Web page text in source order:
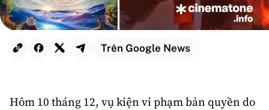
Trên Google News
Hôm 10 tháng 12, vụ kiện vi phạm bản quyền do